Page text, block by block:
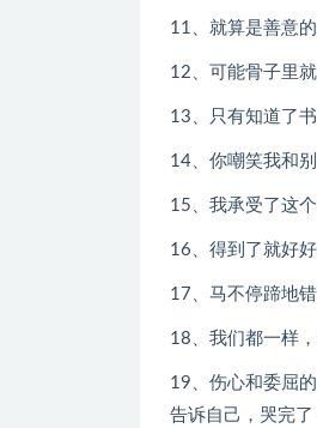
11、就算是善意
12、可能骨子里
13、只有知道了
14、你嘲笑我和
15、我承受了这
16、得到了就好
17、马不停蹄地
18、我们都一样
19、伤心和委屈
告诉自己，哭完了